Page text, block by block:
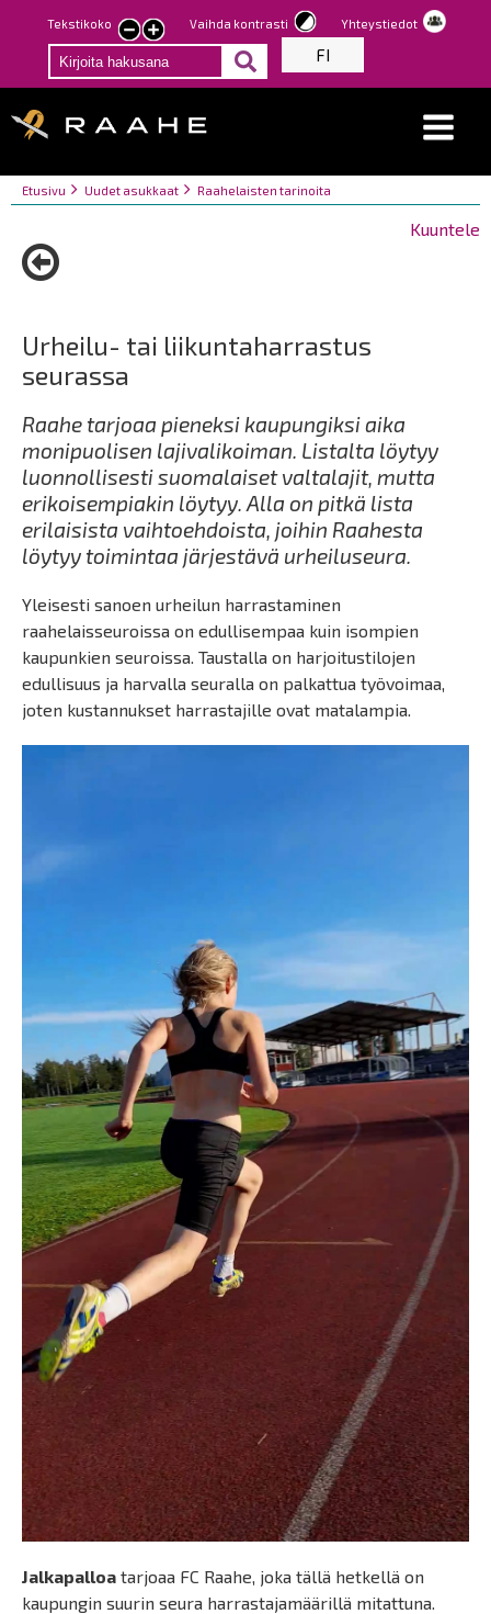
Hyppää
pääsisältöön
Tekstikoko
Pienennä
tekstin
kokoa
Suurenna
tekstin
kokoa
Vaihda kontrasti Yhteystiedot
FI
Breadcrumbs
You
here:
Etusivu Uudet asukkaat Raahelaisten tarinoita
Kuuntele
Urheilu- tai liikuntaharrastus
seurassa
Raahe tarjoaa pieneksi kaupungiksi aika
monipuolisen lajivalikoiman. Listalta löytyy
luonnollisesti suomalaiset valtalajit, mutta
erikoisempiakin löytyy. Alla on pitkä lista
erilaisista vaihtoehdoista, joihin Raahesta
löytyy toimintaa järjestävä urheiluseura.
Yleisesti sanoen urheilun harrastaminen
raahelaisseuroissa on edullisempaa kuin isompien
kaupunkien seuroissa. Taustalla on harjoitustilojen
edullisuus ja harvalla seuralla on palkattua työvoimaa,
joten kustannukset harrastajille ovat matalampia.
Jalkapalloa tarjoaa FC Raahe, joka tällä hetkellä on
kaupungin suurin seura harrastajamäärillä mitattuna.